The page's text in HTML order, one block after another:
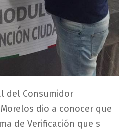
del Consumidor
Morelos dio a conocer que
de Verificación que s